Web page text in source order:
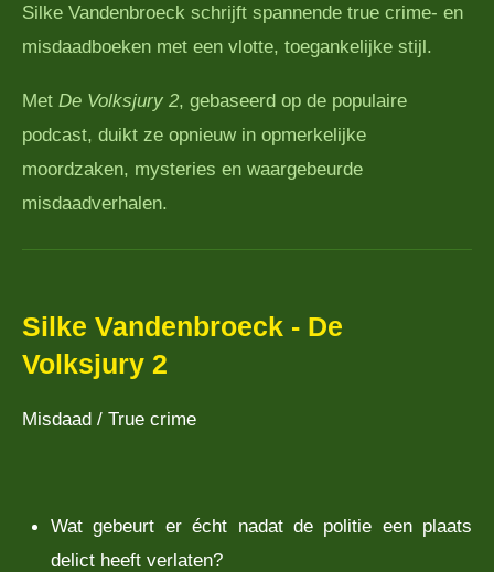
Silke Vandenbroeck schrijft spannende true crime- en
misdaadboeken met een vlotte, toegankelijke stijl.
Met De Volksjury 2, gebaseerd op de populaire
podcast, duikt ze opnieuw in opmerkelijke
moordzaken, mysteries en waargebeurde
misdaadverhalen.
Silke Vandenbroeck - De
Volksjury 2
Misdaad / True crime
Wat gebeurt er écht nadat de politie een plaats
delict heeft verlaten?